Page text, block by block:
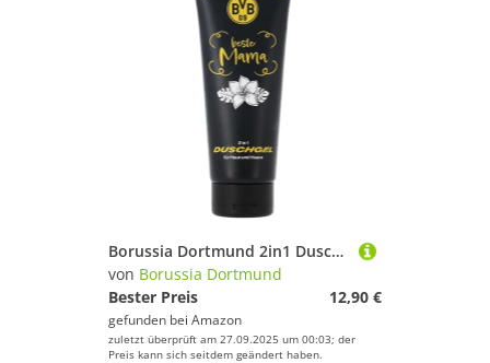
Borussia Dortmund 2in1 Duschgel - Beste Mama - Weißer Tee für Haut und Haar | Hair & Body Showergel BVB 09
von Borussia Dortmund
Bester Preis
12,90 €
gefunden bei Amazon
zuletzt überprüft am 27.09.2025 um 00:03; der
Preis kann sich seitdem geändert haben.